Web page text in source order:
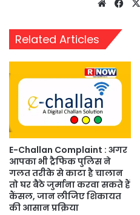
Website
Related Articles
E-Challan Complaint : अगर
आपका भी ट्रैफिक पुलिस ने
गलत तरीके से काटा है चालान
तो घर बैठे जुर्माना करवा सकते हैं
कैंसल, जान लीजिए शिकायत
की आसान प्रक्रिया